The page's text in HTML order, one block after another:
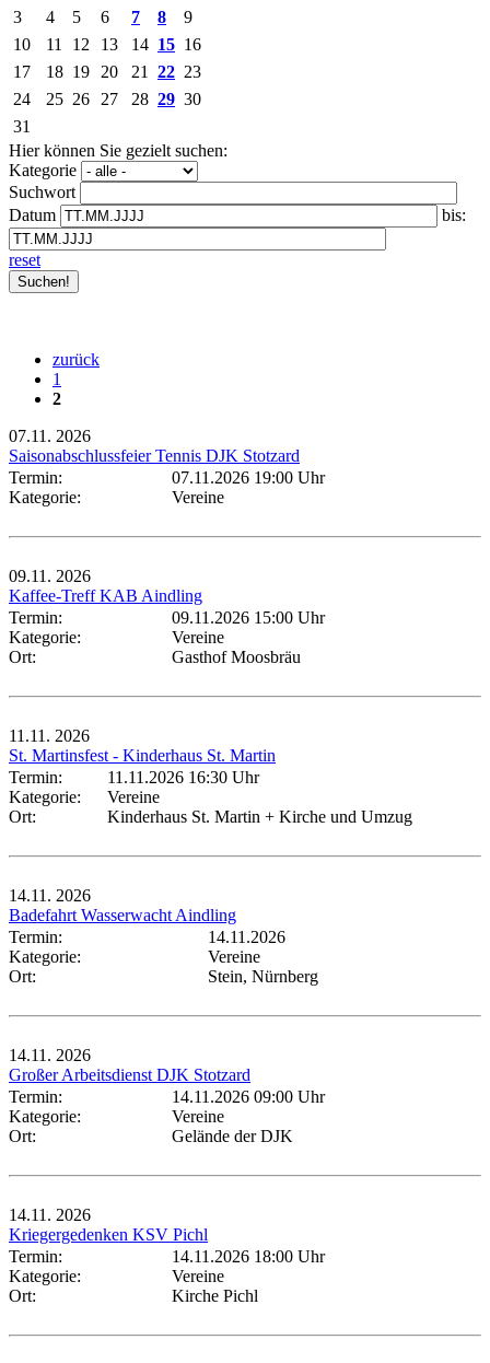
3 4 5 6 7 8
9
10
11 12 13 14 15 16
17
18 19 20 21 22 23
24
25 26 27 28 29 30
31
Hier können Sie gezielt suchen:
Kategorie
Suchwort
Datum
bis:
reset
zurück
1
2
07.11. 2026
Saisonabschlussfeier Tennis DJK Stotzard
Termin:
07.11.2026 19:00 Uhr
Kategorie:
Vereine
09.11. 2026
Kaffee-Treff KAB Aindling
Termin:
09.11.2026 15:00 Uhr
Kategorie:
Vereine
Ort:
Gasthof Moosbräu
11.11. 2026
St. Martinsfest - Kinderhaus St. Martin
Termin:
11.11.2026 16:30 Uhr
Kategorie:
Vereine
Ort:
Kinderhaus St. Martin + Kirche und Umzug
14.11. 2026
Badefahrt Wasserwacht Aindling
Termin:
14.11.2026
Kategorie:
Vereine
Ort:
Stein, Nürnberg
14.11. 2026
Großer Arbeitsdienst DJK Stotzard
Termin:
14.11.2026 09:00 Uhr
Kategorie:
Vereine
Ort:
Gelände der DJK
14.11. 2026
Kriegergedenken KSV Pichl
Termin:
14.11.2026 18:00 Uhr
Kategorie:
Vereine
Ort:
Kirche Pichl